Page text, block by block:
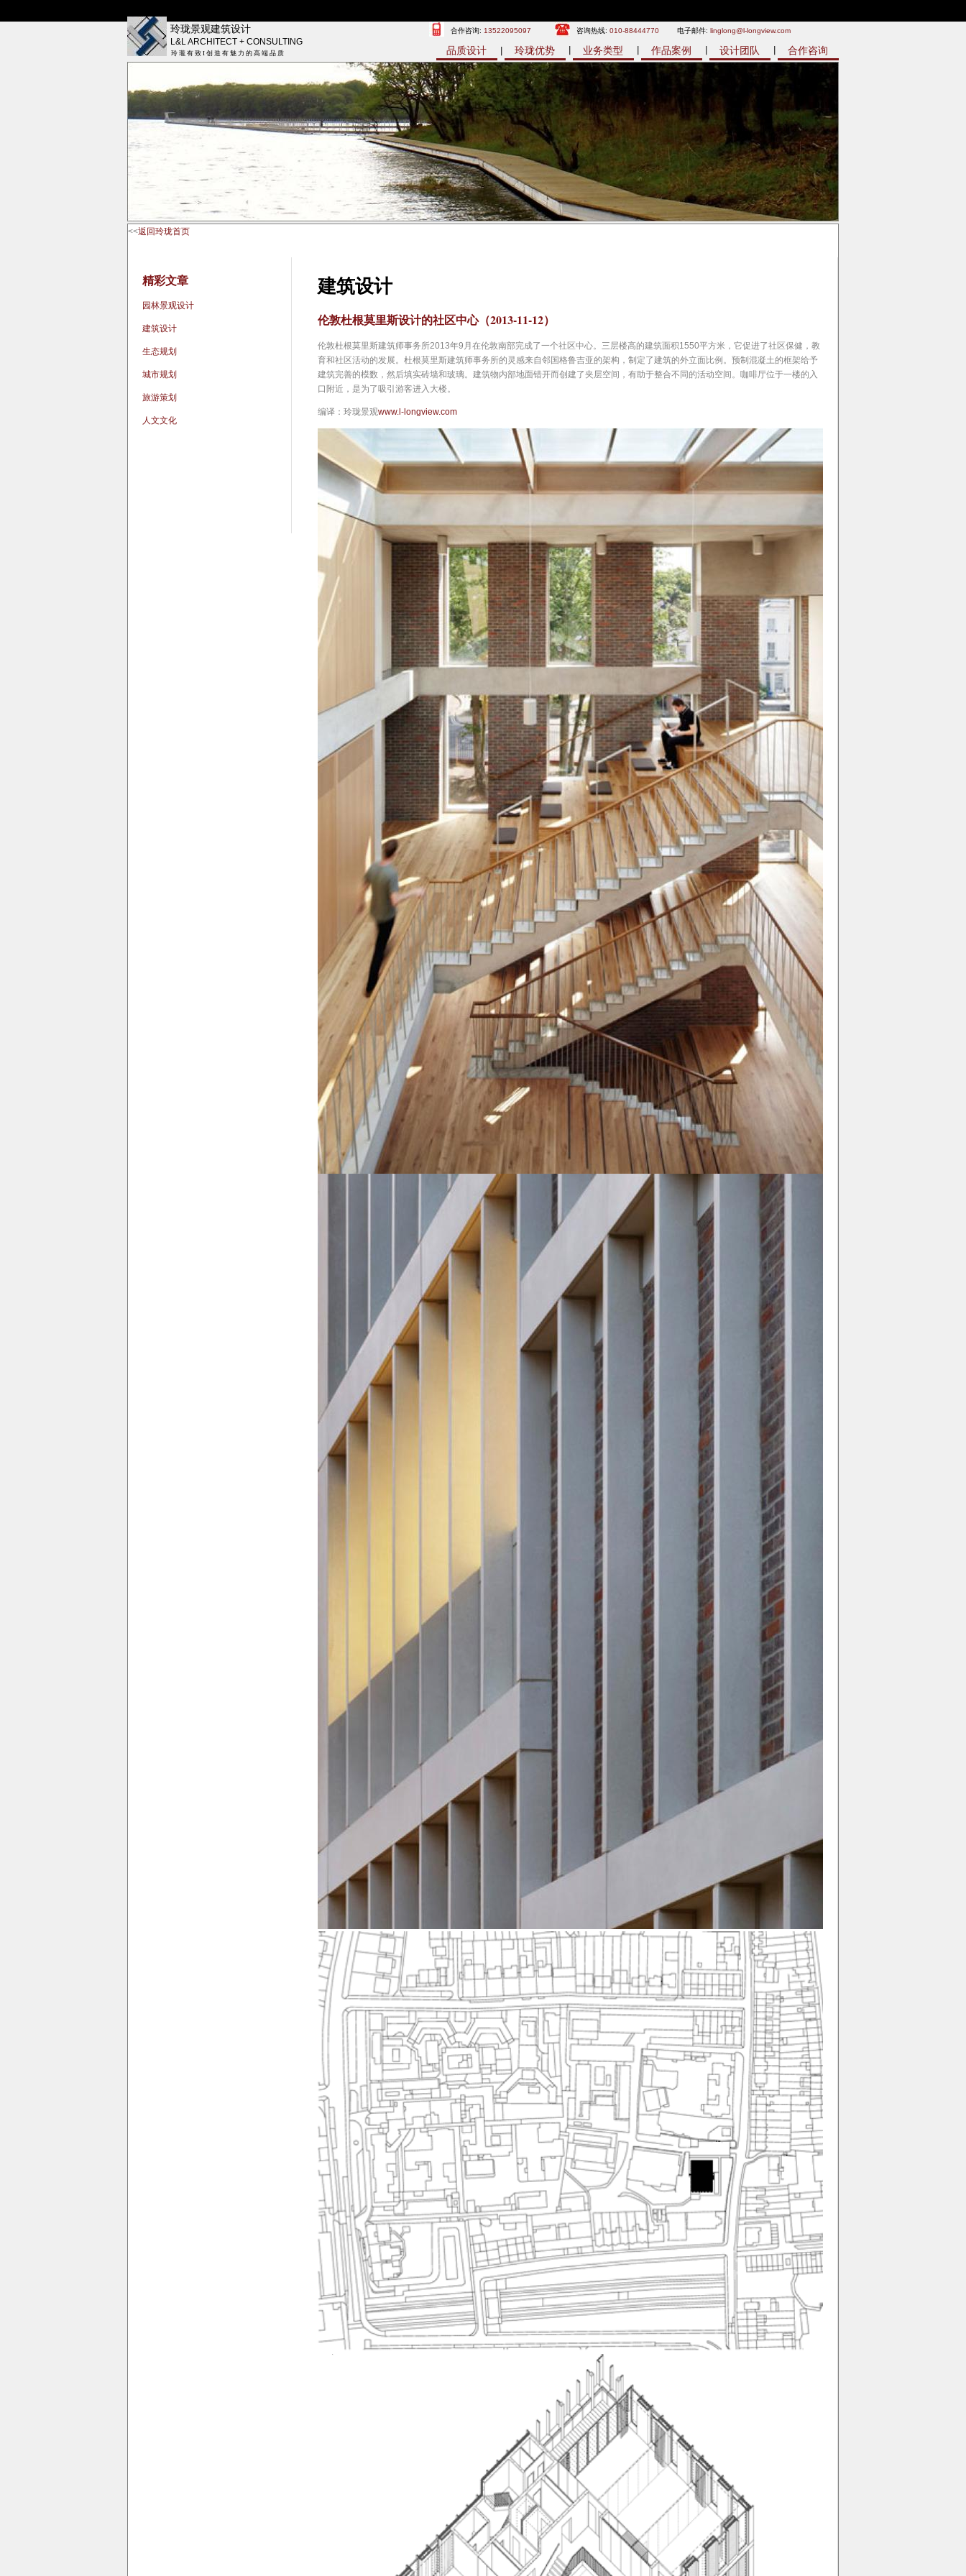
玲珑景观建筑设计
L&L ARCHITECT + CONSULTING
玲 瓏 有 致 I 创 造 有 魅 力 的 高 端 品 质
合作咨询: 13522095097 咨询热线: 010-88444770 电子邮件: linglong@l-longview.com
品质设计 玲珑优势 业务类型 作品案例 设计团队 合作咨询
<<返回玲珑首页
精彩文章
园林景观设计
建筑设计
生态规划
城市规划
旅游策划
人文文化
建筑设计
伦敦杜根莫里斯设计的社区中心（2013-11-12）
伦敦杜根莫里斯建筑师事务所2013年9月在伦敦南部完成了一个社区中心。三层楼高的建筑面积1550平方米，它促进了社区保健，教
育和社区活动的发展。杜根莫里斯建筑师事务所的灵感来自邻国格鲁吉亚的架构，制定了建筑的外立面比例。预制混凝土的框架给予
建筑完善的模数，然后填实砖墙和玻璃。建筑物内部地面错开而创建了夹层空间，有助于整合不同的活动空间。咖啡厅位于一楼的入
口附近，是为了吸引游客进入大楼。
编译：玲珑景观www.l-longview.com